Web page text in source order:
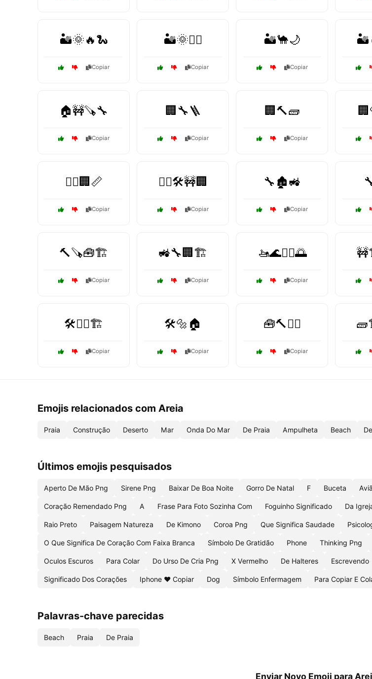
🏜️🌞🔥🐍
Copiar
🏜️🌞🧗‍♂️
Copiar
🏜️🐪🌙
Copiar
🏠🚧🪚🔧
Copiar
🏢🔧🪜
Copiar
🏢🔨🧱
Copiar
👷‍♀️🏢📏
Copiar
👷‍♂️🛠️🚧🏢
Copiar
🔧🏚️🚜
Copiar
🔨🪚🧰🏗️
Copiar
🚜🔧🏢🏗️
Copiar
🚤🌊🏄‍♂️🌅
Copiar
🛠️👷‍♂️🏗️
Copiar
🛠️🔩🏠
Copiar
🧰🔨👷‍♂️
Copiar
Emojis relacionados com Areia
Praia Construção Deserto Mar Onda Do Mar De Praia Ampulheta Beach
Últimos emojis pesquisados
Aperto De Mão Png Sirene Png Baixar De Boa Noite Gorro De Natal F Buceta
Coração Remendado Png A Frase Para Foto Sozinha Com Foguinho Significado Da
Raio Preto Paisagem Natureza De Kimono Coroa Png Que Significa Saudade
O Que Significa De Coração Com Faixa Branca Símbolo De Gratidão Phone Thinking Png
Oculos Escuros Para Colar Do Urso De Cria Png X Vermelho De Halteres Escrevendo
Significado Dos Corações Iphone ❤️ Copiar Dog Símbolo Enfermagem Para Copiar E
Palavras-chave parecidas
Beach Praia De Praia
Enviar Novo Emoji para